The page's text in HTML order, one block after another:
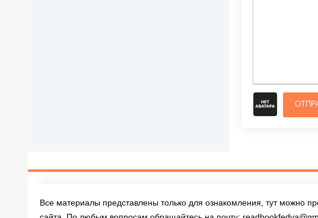
Все материалы представлены только для ознакомления, тут можно